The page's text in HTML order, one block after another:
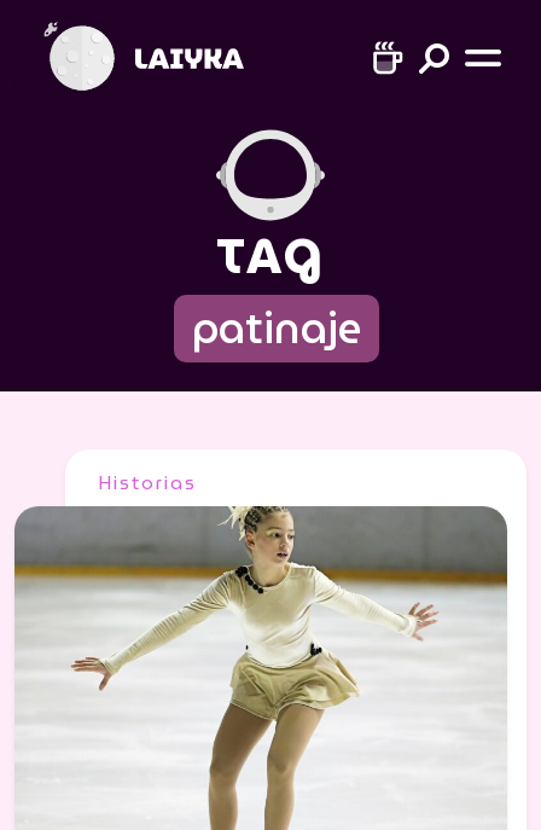
TAG
patinaje
Historias